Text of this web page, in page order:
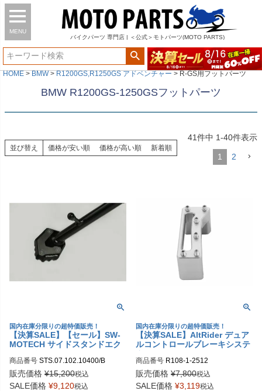
MENU
バイク パーツ 専門店 | ＜公式＞モトパーツ(MOTO PARTS)
HOME BMW R1200GS,R1250GS アドベンチャー R-GS用フットパーツ
BMW R1200GS-1250GSフットパーツ
並び替え 価格が安い順 価格が高い順 新着順
41件中 1-40件表示
1 2
国内在庫分限りの超特価販売！
【決算SALE】【セール】SW-
MOTECH サイドスタンドエク
LC (12-18) / R1250GS (18-) | S
TS.07.102.10400/B
商品番号 STS.07.102.10400/B
sw_STS_07_102_10400B
販売価格 ¥15,200税込
SALE価格 ¥9,120税込
国内在庫分限りの超特価販売！
【決算SALE】AltRider デュア
ルコントロールブレーキシステ
ム BMW R1200GS (2006-201
2)
商品番号 R108-1-2512
販売価格 ¥7,800税込
SALE価格 ¥3,119税込